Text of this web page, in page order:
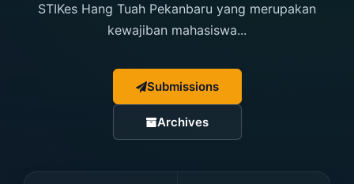
STIKes Hang Tuah Pekanbaru yang merupakan
kewajiban mahasiswa...
Submissions
Archives